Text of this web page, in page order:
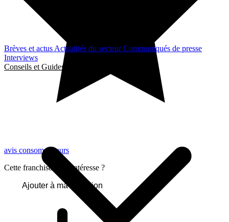
Brèves et actus Actualités du secteurCommuniqués de presse
Interviews
Conseils et Guides
avis consommateurs
Cette franchise vous intéresse ?
Ajouter à ma sélection